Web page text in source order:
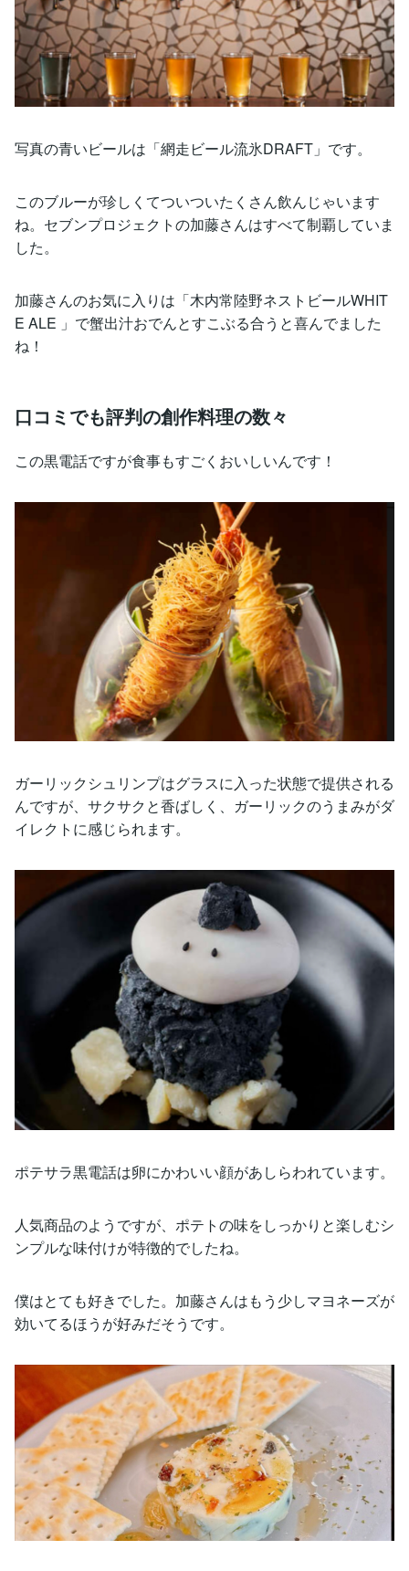
写真の青いビールは「網走ビール流氷DRAFT」です。
このブルーが珍しくてついついたくさん飲んじゃいます
ね。セブンプロジェクトの加藤さんはすべて制覇していま
した。
加藤さんのお気に入りは「木内常陸野ネストビールWHIT
E ALE 」で蟹出汁おでんとすこぶる合うと喜んでました
ね！
口コミでも評判の創作料理の数々
この黒電話ですが食事もすごくおいしいんです！
ガーリックシュリンプはグラスに入った状態で提供される
んですが、サクサクと香ばしく、ガーリックのうまみがダ
イレクトに感じられます。
ポテサラ黒電話は卵にかわいい顔があしらわれています。
人気商品のようですが、ポテトの味をしっかりと楽しむシ
ンプルな味付けが特徴的でしたね。
僕はとても好きでした。加藤さんはもう少しマヨネーズが
効いてるほうが好みだそうです。